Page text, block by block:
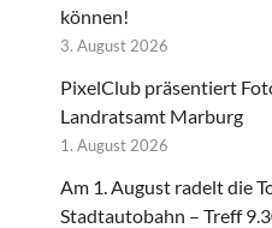
können!
3. August 2026
PixelClub präsentiert
Landratsamt Marburg
1. August 2026
Am 1. August radelt die
Stadtautobahn – Treff